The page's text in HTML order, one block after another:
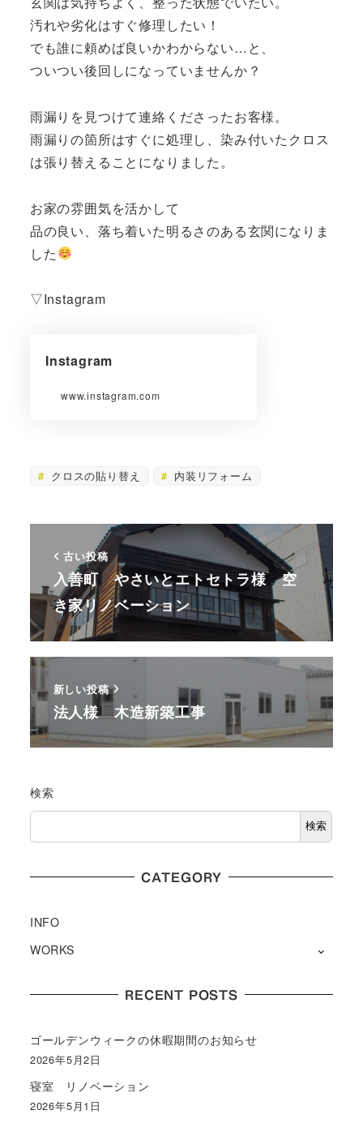
汚れや劣化はすぐ修理したい！
でも誰に頼めば良いかわからない…と、
ついつい後回しになっていませんか？
雨漏りを見つけて連絡くださったお客様。
雨漏りの箇所はすぐに処理し、染み付いたクロス
は張り替えることになりました。
お家の雰囲気を活かして
品の良い、落ち着いた明るさのある玄関になりま
した
▽Instagram
Instagram
www.instagram.com
クロスの貼り替え 内装リフォーム
古い投稿
入善町 やさいとエトセトラ様 空
き家リノベーション
新しい投稿
法人様 木造新築工事
検索
検索
CATEGORY
INFO
WORKS
RECENT POSTS
ゴールデンウィークの休暇期間のお知らせ
2026年5月2日
寝室 リノベーション
2026年5月1日